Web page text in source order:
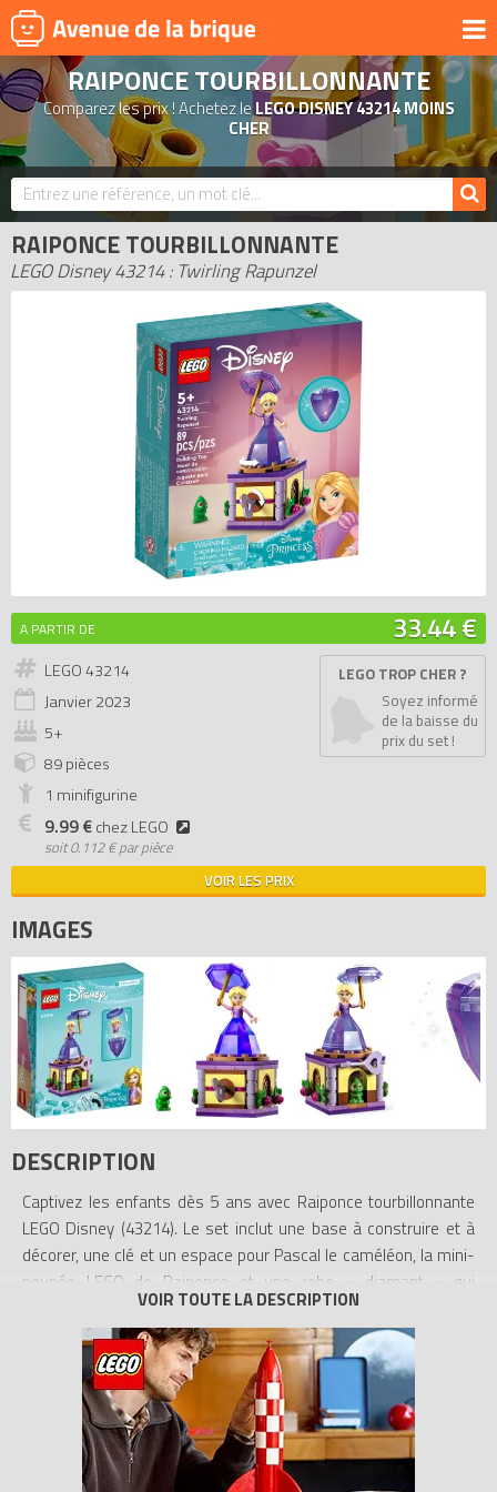
UNIVERS
PRODUITS DÉRIVÉS
NOUVEAUTÉS
LEGO 2026
BONS PLANS
ACTUALITÉS
ASSOCIATIONS DE FANS
EXPOSITIONS LEGO
LEGO LES PLUS CHERS
DERNIERS LEGO AJOUTÉS
RAIPONCE TOURBILLONNANTE
Comparez les prix ! Achetez leLEGO DISNEY 43214 MOINS
CHER
RAIPONCE TOURBILLONNANTE
LEGO Disney 43214 : Twirling Rapunzel
A PARTIR DE 33.44 €
LEGO 43214
Janvier2023
5+
89 pièces
1 minifigurine
9.99 €chez LEGO
soit0.112 € par pièce
LEGO TROP CHER ?
Soyez informé
de la baisse du
prix du set !
VOIR LES PRIX
IMAGES
DESCRIPTION
Captivez les enfants dès 5 ans avec Raiponce tourbillonnante
LEGO Disney (43214). Le set inclut une base à construire et à
décorer, une clé et un espace pour Pascal le caméléon, la mini-
poupée LEGO de Raiponce et une robe « diamant » qui
s’assemble avec l’ombrelle pour ranger la mini-poupée. L’appli
LEGO Builder propose aux enfants une aventure de construction
simple et intuitive où ils peuvent zoomer, faire pivoter les
modèles en 3D, enregistrer leurs sets et suivre leur progression.
Apprendre et s’amuser. Les fans de Raiponce de Disney
développent des compétences essentielles en jouant avec ce
set. La construction favorise la confiance en soi et le jeu stimule